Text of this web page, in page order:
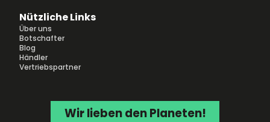
Nützliche Links
Über uns
Botschafter
Blog
Händler
Vertriebspartner
Wir lieben den Planeten!